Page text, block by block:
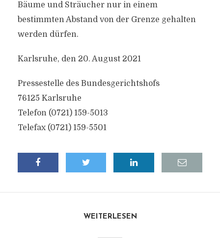
Bäume und Sträucher nur in einem
bestimmten Abstand von der Grenze gehalten
werden dürfen.
Karlsruhe, den 20. August 2021
Pressestelle des Bundesgerichtshofs
76125 Karlsruhe
Telefon (0721) 159-5013
Telefax (0721) 159-5501
WEITERLESEN